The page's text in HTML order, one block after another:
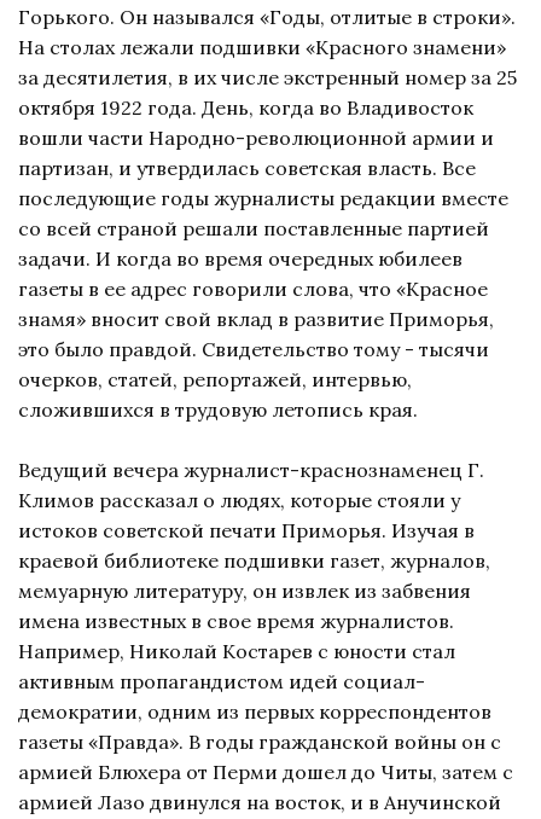
Горького. Он назывался «Годы, отлитые в строки».
На столах лежали подшивки «Красного знамени»
за десятилетия, в их числе экстренный номер за 25
октября 1922 года. День, когда во Владивосток
вошли части Народно-революционной армии и
партизан, и утвердилась советская власть. Все
последующие годы журналисты редакции вместе
со всей страной решали поставленные партией
задачи. И когда во время очередных юбилеев
газеты в ее адрес говорили слова, что «Красное
знамя» вносит свой вклад в развитие Приморья,
это было правдой. Свидетельство тому - тысячи
очерков, статей, репортажей, интервью,
сложившихся в трудовую летопись края.
Ведущий вечера журналист-краснознаменец Г.
Климов рассказал о людях, которые стояли у
истоков советской печати Приморья. Изучая в
краевой библиотеке подшивки газет, журналов,
мемуарную литературу, он извлек из забвения
имена известных в свое время журналистов.
Например, Николай Костарев с юности стал
активным пропагандистом идей социал-
демократии, одним из первых корреспондентов
газеты «Правда». В годы гражданской войны он с
армией Блюхера от Перми дошел до Читы, затем с
армией Лазо двинулся на восток, и в Анучинской